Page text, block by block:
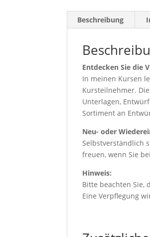
Beschreibung
Entdecken Sie die
In meinen Kursen
Kursteilnehmer.
Unterlagen,
Sortiment an
Neu- oder
Selbstverständlich
freuen, wenn Sie
Hinweis:
Bitte beachten Sie,
Eine Verpflegung